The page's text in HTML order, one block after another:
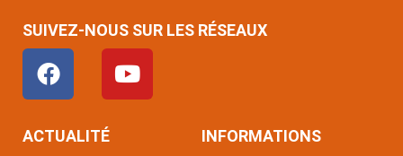
SUIVEZ-NOUS SUR LES RÉSEAUX
F
a
c
e
Y
o
u
ACTUALITÉ INFORMATIONS